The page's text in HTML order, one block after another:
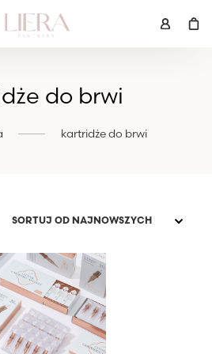
do brwi
kartridże do brwi